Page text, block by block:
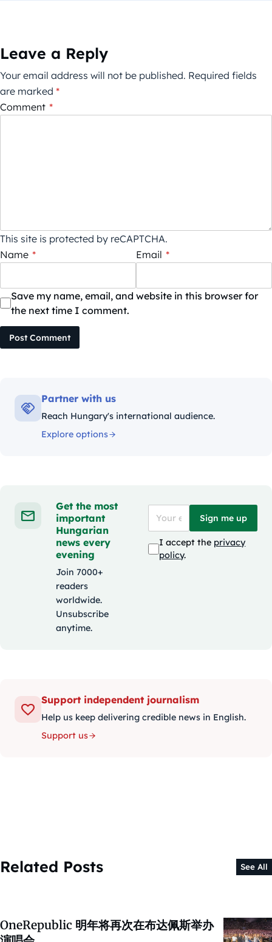
Leave a Reply
Your email address will not be published. Required fields
are marked *
Comment *
This site is protected by reCAPTCHA.
Name * Email *
Save my name, email, and website in this browser for
the next time I comment.
Post Comment
Partner with us
Reach Hungary's international audience.
Explore options
Get the most
important
Hungarian
news every
evening
Join 7000+
readers
worldwide.
Unsubscribe
anytime.
Sign me up
I accept the privacy
policy.
Support independent journalism
Help us keep delivering credible news in English.
Support us
Related Posts See All
OneRepublic 明年将再次在布达佩斯举办